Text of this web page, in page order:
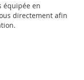
équipée en
directement afin